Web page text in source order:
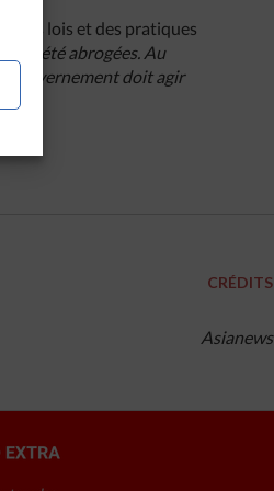
des lois et des pratiques
pas été abrogées. Au
le gouvernement doit agir
CRÉDITS
Asianews